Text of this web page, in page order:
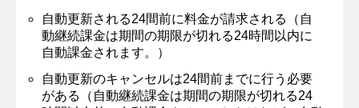
自動更新される24間前に料金が請求される（自
動継続課金は期間の期限が切れる24時間以内に
自動課金されます。）
自動更新のキャンセルは24間前までに行う必要
がある（自動継続課金は期間の期限が切れる24